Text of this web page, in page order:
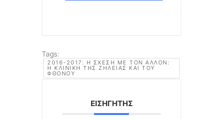
Tags:
2016-2017: Η ΣΧΈΣΗ ΜΕ ΤΟΝ ΆΛΛΟΝ:
Η ΚΛΙΝΙΚΉ ΤΗΣ ΖΉΛΕΙΑΣ ΚΑΙ ΤΟΥ
ΦΘΌΝΟΥ
ΕΙΣΗΓΗΤΉΣ